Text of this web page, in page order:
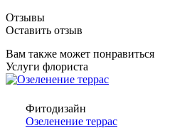
Отзывы
Оставить отзыв
Вам также может понравиться
Услуги флориста
Фитодизайн
Озеленение террас